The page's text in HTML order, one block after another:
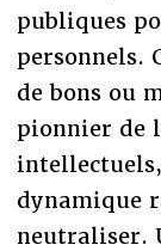
publiques
personnels.
de bons ou
pionnier de
dynamique
neutraliser.